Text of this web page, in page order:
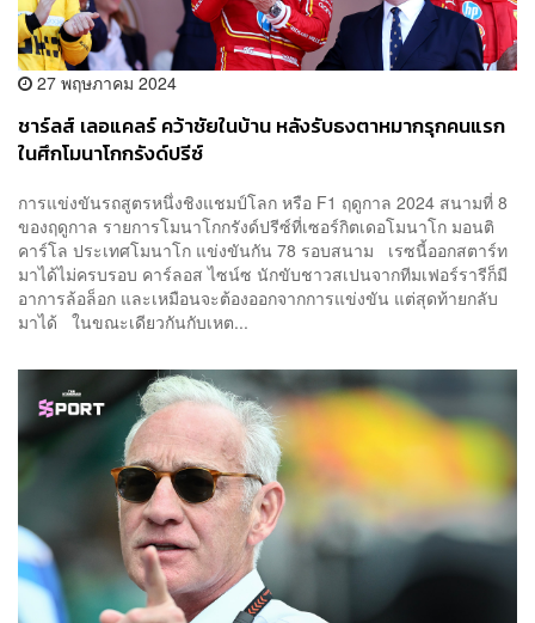
27 พฤษภาคม 2024
ชาร์ลส์ เลอแคลร์ คว้าชัยในบ้าน หลังรับธงตาหมากรุกคนแรก
ในศึกโมนาโกกรังด์ปรีซ์
การแข่งขันรถสูตรหนึ่งชิงแชมป์โลก หรือ F1 ฤดูกาล 2024 สนามที่ 8
ของฤดูกาล รายการโมนาโกกรังด์ปรีซ์ที่เซอร์กิตเดอโมนาโก มอนติ
คาร์โล ประเทศโมนาโก แข่งขันกัน 78 รอบสนาม เรซนี้ออกสตาร์ท
มาได้ไม่ครบรอบ คาร์ลอส ไซน์ซ นักขับชาวสเปนจากทีมเฟอร์รารีก็มี
อาการล้อล็อก และเหมือนจะต้องออกจากการแข่งขัน แต่สุดท้ายกลับ
มาได้ ในขณะเดียวกันกับเหต...